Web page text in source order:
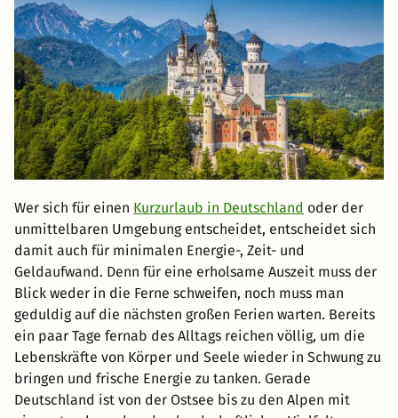
Wer sich für einen Kurzurlaub in Deutschland oder der
unmittelbaren Umgebung entscheidet, entscheidet sich
damit auch für minimalen Energie-, Zeit- und
Geldaufwand. Denn für eine erholsame Auszeit muss der
Blick weder in die Ferne schweifen, noch muss man
geduldig auf die nächsten großen Ferien warten. Bereits
ein paar Tage fernab des Alltags reichen völlig, um die
Lebenskräfte von Körper und Seele wieder in Schwung zu
bringen und frische Energie zu tanken. Gerade
Deutschland ist von der Ostsee bis zu den Alpen mit